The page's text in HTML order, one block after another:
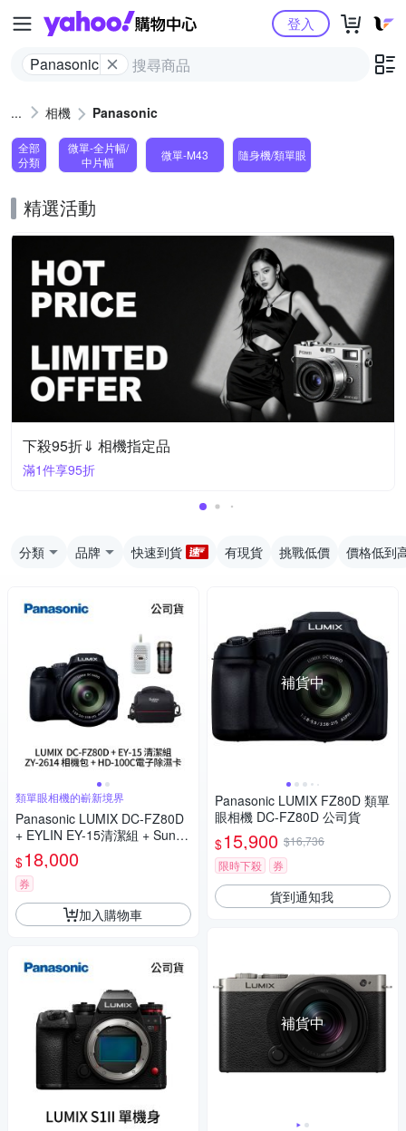
Yahoo購物中心
Panasonic
登入
相機 Panasonic
全部
分類
微單-全片幅/
中片幅
微單-M43 隨身機/類單眼
精選活動
下殺95折⇓ 相機指定品
滿1件享95折
分類 品牌 快速到貨 有現貨 挑戰低價 價格低到
類單眼相機的嶄新境界
Panasonic LUMIX DC-FZ80D
+ EYLIN EY-15清潔組 + SunLi
ght ZY-2614相機包 + EirMai 銳
瑪 HD-100C電子除濕卡 FZ80
D (公司貨)
$18,000
券
加入購物車
補貨中
Panasonic LUMIX FZ80D 類單
眼相機 DC-FZ80D 公司貨
$15,900 $16,736
限時下殺
券
貨到通知我
補貨中